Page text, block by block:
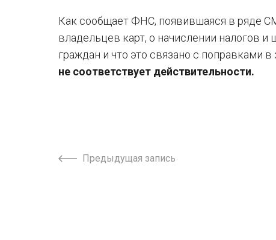
Как сообщает ФНС, появившаяся в ряде
владельцев карт, о начислении налогов
граждан и что это связано с поправками
не соответствует действительности.
Предыдущая запись